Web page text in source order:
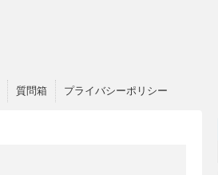
質問箱 プライバシーポリシー